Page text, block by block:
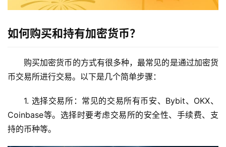
如何购买和持有加密货币？
购买加密货币的方式有很多种，最常见的是通过加密货
币交易所进行交易。以下是几个简单步骤：
1. 选择交易所： 常见的交易所有币安、Bybit、OKX、
Coinbase等。选择时要考虑交易所的安全性、手续费、支
持的币种等。